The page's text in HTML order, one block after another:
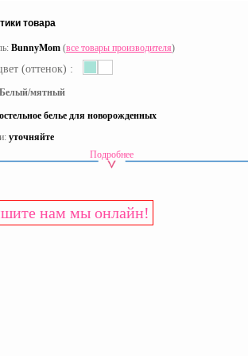
товара
BunnyMom (все товары производителя)
(оттенок) :
Белый/мятный
белье для новорожденных
уточняйте
Украина
Подробнее
нам мы онлайн!